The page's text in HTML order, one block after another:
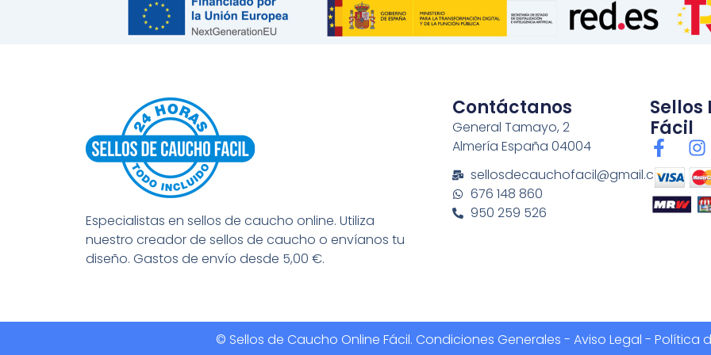
Especialistas en sellos de caucho online. Utiliza
nuestro creador de sellos de caucho o envíanos tu
diseño. Gastos de envío desde 5,00 €.
Contáctanos
General Tamayo, 2
Almería España 04004
sellosdecauchofacil@gmail.com
676 148 860
950 259 526
Sellos
Fácil
F
a
c
e
b
I
n
s
t
a
© Sellos de Caucho Online Fácil. Condiciones Generales - Aviso Legal - Política